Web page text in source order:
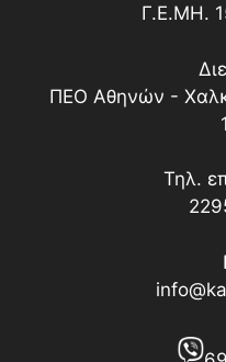
Γ.Ε.ΜΗ.
ΠΕΟ Αθηνών -
Τηλ.